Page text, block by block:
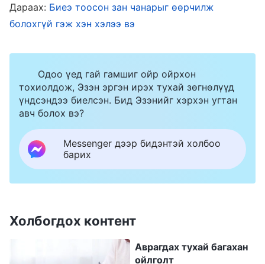
тоогоогүй. “Би өчнөөн л рестораны тайз
заслаа. Та үнэхээр намайг хаалга хэр өндөр
байх ёстойг мэдэхгүй гэж бодоо юу? Та олон
тайз засаагүй, дизайнаар суралцаагүй, бас нэг
их бодит туршлагагүй байж аавдаа адуу
манахыг заах гэгч болох нь ээ” гэж бодлоо.
Ахын саналыг тэвчээргүйхэн няцаачхаад
хаалгыг өөрийнхөө хүссэнээр хийлгэлээ.
Зураглаач үүнийг хараад хаалга хэтэрхий нам,
зураг авалтыг халхална. Ийм маягаар зураг
хийхээс өөр аргагүй болсон юм. Дараа нь
аяганы шүүгээ хийх хэрэгтэй болсон учраас
би Чэнь ахад миний зурсан зургийн дагуу хий
Дараах: Биеэ тоосон зан чанарыг өөрчилж
болохгүй гэж хэн хэлээ вэ
Одоо үед гай гамшиг ойр ойрхон
тохиолдож, Эзэн эргэн ирэх тухай зөгнөлүүд
үндсэндээ биелсэн. Бид Эзэнийг хэрхэн угтан
авч болох вэ?
Messenger дээр бидэнтэй холбоо
барих
Холбогдох контент
Аврагдах тухай багахан
ойлголт